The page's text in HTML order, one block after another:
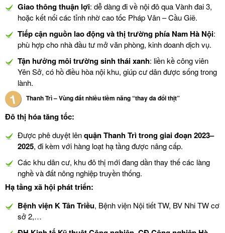
Giao thông thuận lợi: dễ dàng đi về nội đô qua Vành đai 3,
hoặc kết nối các tỉnh nhờ cao tốc Pháp Vân – Cầu Giẽ.
Tiếp cận nguồn lao động và thị trường phía Nam Hà Nội:
phù hợp cho nhà đầu tư mở văn phòng, kinh doanh dịch vụ.
Tận hưởng môi trường sinh thái xanh: liền kề công viên
Yên Sở, có hồ điều hòa nội khu, giúp cư dân được sống trong
lành.
Thanh Trì – Vùng đất nhiều tiềm năng “thay da đổi thịt”
Đô thị hóa tăng tốc:
Được phê duyệt lênquận Thanh Trì trong giai đoạn 2023–
2025, đi kèm với hàng loạt hạ tầng được nâng cấp.
Các khu dân cư, khu đô thị mới đang dần thay thế các làng
nghề và đất nông nghiệp truyền thống.
Hạ tầng xã hội phát triển:
Bệnh viện K Tân Triều, Bệnh viện Nội tiết TW, BV Nhi TW cơ
sở 2,…